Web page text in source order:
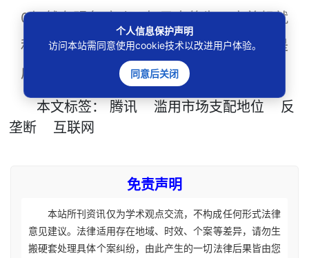
0仍然在明争暗斗，如果真的为用户着想就
和平解决问题，恶性竞争最后受伤的一定是
广大用户。
本文标签： 腾讯 滥用市场支配地位
反
垄断
互联网
免责声明
本站所刊资讯仅为学术观点交流，不构成任何形式法律
意见建议。法律适用存在地域、时效、个案等差异，请勿生
搬硬套处理具体个案纠纷，由此产生的一切法律后果皆由您
个人信息保护声明
访问本站需同意使用cookie技术以改进用户体验。
同意后关闭